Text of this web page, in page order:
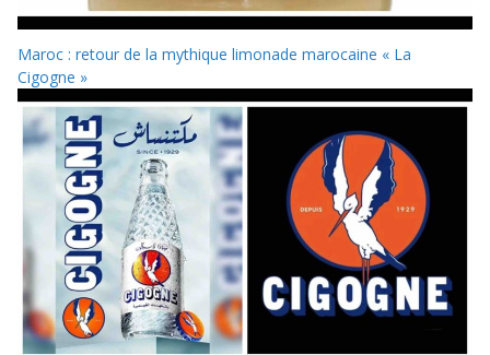
Maroc : retour de la mythique limonade marocaine « La
Cigogne »